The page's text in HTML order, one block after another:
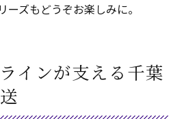
ーズもどうぞお楽しみに。
インが支える千葉